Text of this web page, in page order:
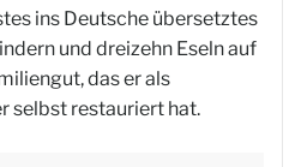
ins Deutsche übersetztes
und dreizehn Eseln auf
das er als
selbst restauriert hat.